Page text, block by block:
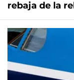
rebaja de la